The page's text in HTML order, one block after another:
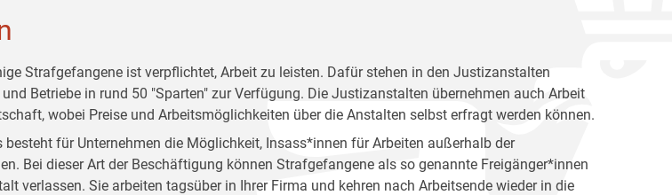
Strafgefangene ist verpflichtet, Arbeit zu leisten. Dafür stehen in den Justizanstalten
Betriebe in rund 50 "Sparten" zur Verfügung. Die Justizanstalten übernehmen auch Arbeit
wobei Preise und Arbeitsmöglichkeiten über die Anstalten selbst erfragt werden können.
besteht für Unternehmen die Möglichkeit, Insass*innen für Arbeiten außerhalb der
Bei dieser Art der Beschäftigung können Strafgefangene als so genannte Freigänger*innen
verlassen. Sie arbeiten tagsüber in Ihrer Firma und kehren nach Arbeitsende wieder in die